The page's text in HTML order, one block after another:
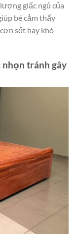
giấc ngủ của
bé cảm thấy
sốt hay khó
nhọn tránh gây